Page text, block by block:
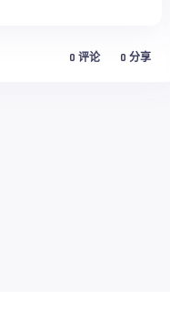
0 评论 0 分享